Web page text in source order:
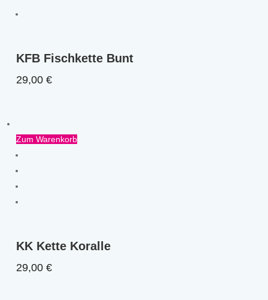
KFB Fischkette Bunt
29,00€
Zum Warenkorb
KK Kette Koralle
29,00€